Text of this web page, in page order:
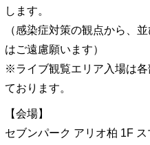
します。
（感染症対策の観点から、
はご遠慮願います）
※ライブ観覧エリア入場は
ております。
【会場】
セブンパーク アリオ柏 1F